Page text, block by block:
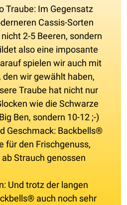
Traube: Im Gegensatz
Cassis-Sorten
2-5 Beeren, sondern
also eine imposante
spielen wir auch mit
wir gewählt haben,
Traube hat nicht nur
wie die Schwarze
Ben, sondern 10-12 ;-)
Geschmack: Backbells®
für den Frischgenuss,
Strauch genossen
Und trotz der langen
auch noch sehr